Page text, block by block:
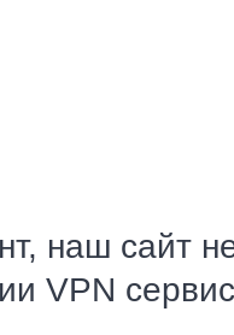
наш сайт
VPN